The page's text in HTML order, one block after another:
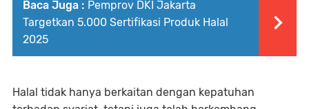
Baca Juga : Pemprov DKI Jakarta
Targetkan 5.000 Sertifikasi Produk Halal
2025
Halal tidak hanya berkaitan dengan kepatuhan